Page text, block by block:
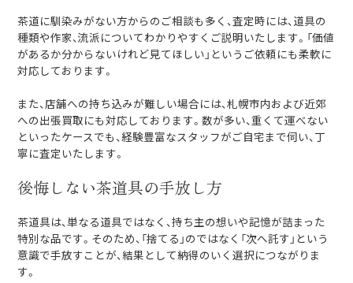
茶道に馴染みがない方からのご相談も多く、査定時には、道具の
種類や作家、流派についてわかりやすくご説明いたします。「価値
があるか分からないけれど見てほしい」というご依頼にも柔軟に
対応しております。
また、店舗への持ち込みが難しい場合には、札幌市内および近郊
への出張買取にも対応しております。数が多い、重くて運べない
といったケースでも、経験豊富なスタッフがご自宅まで伺い、丁
寧に査定いたします。
後悔しない茶道具の手放し方
茶道具は、単なる道具ではなく、持ち主の想いや記憶が詰まった
特別な品です。そのため、「捨てる」のではなく「次へ託す」という
意識で手放すことが、結果として納得のいく選択につながりま
す。